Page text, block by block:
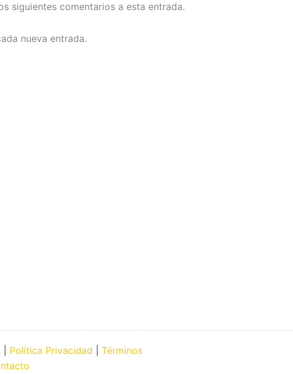
siguientes comentarios a esta entrada.
nueva entrada.
Política Privacidad
Términos